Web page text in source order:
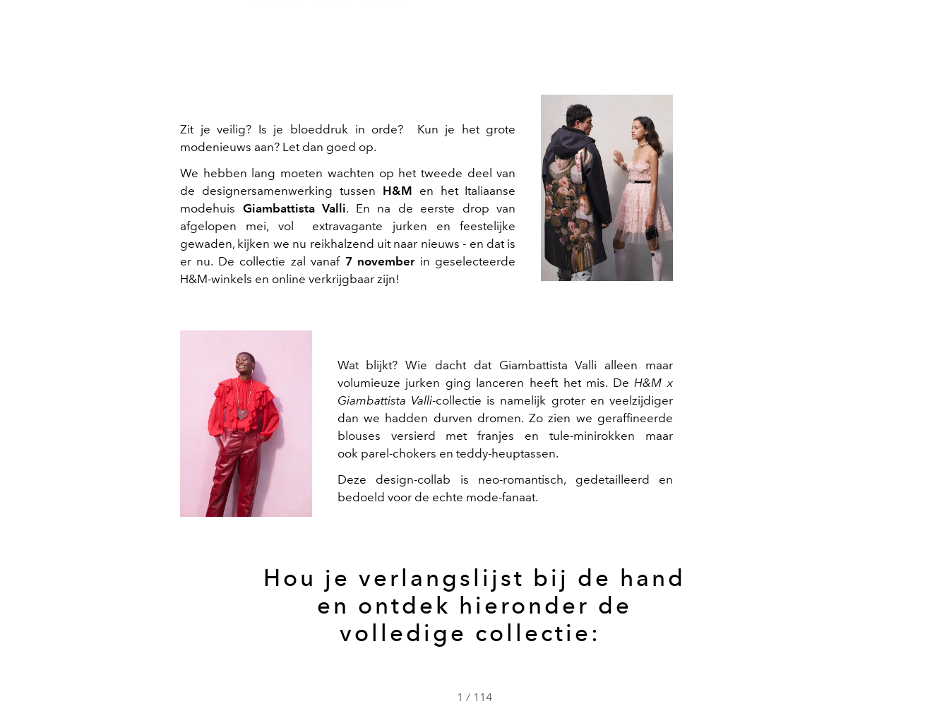
Zit je veilig? Is je bloeddruk in orde? Kun je het grote
modenieuws aan? Let dan goed op.
We hebben lang moeten wachten op het tweede deel van
de designersamenwerking tussen H&M en het Italiaanse
modehuis Giambattista Valli. En na de eerste drop van
afgelopen mei, vol extravagante jurken en feestelijke
gewaden, kijken we nu reikhalzend uit naar nieuws - en dat is
er nu. De collectie zal vanaf 7 novemberin geselecteerde
H&M-winkels en online verkrijgbaar zijn!
Wat blijkt? Wie dacht dat Giambattista Valli alleen maar
volumieuze jurken ging lanceren heeft het mis. DeH&M x
Giambattista Valli-collectie is namelijk groter en veelzijdiger
dan we hadden durven dromen. Zo zien we geraffineerde
blouses versierd met franjes en tule-minirokken maar
ook parel-chokers en teddy-heuptassen.
Deze design-collab is neo-romantisch, gedetailleerd en
bedoeld voor de echte mode-fanaat.
Hou je verlangslijst bij de hand
en ontdek hieronder de
volledige collectie:
1 / 114